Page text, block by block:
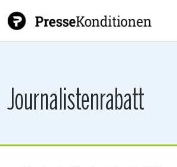
Journalistenrabatt